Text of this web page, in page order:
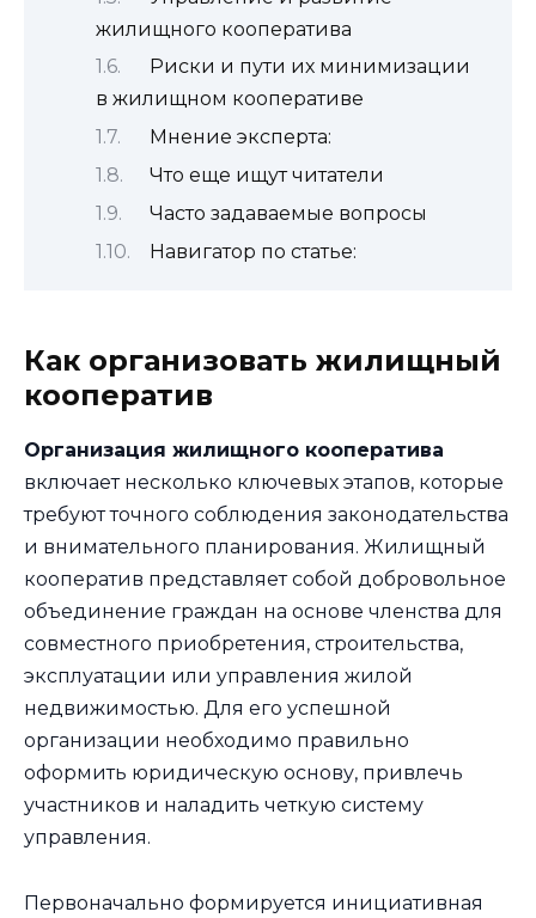
жилищного кооператива
Риски и пути их минимизации
в жилищном кооперативе
Мнение эксперта:
Что еще ищут читатели
Часто задаваемые вопросы
Навигатор по статье:
Как организовать жилищный
кооператив
Организация жилищного кооператива
включает несколько ключевых этапов, которые
требуют точного соблюдения законодательства
и внимательного планирования. Жилищный
кооператив представляет собой добровольное
объединение граждан на основе членства для
совместного приобретения, строительства,
эксплуатации или управления жилой
недвижимостью. Для его успешной
организации необходимо правильно
оформить юридическую основу, привлечь
участников и наладить четкую систему
управления.
Первоначально формируется инициативная